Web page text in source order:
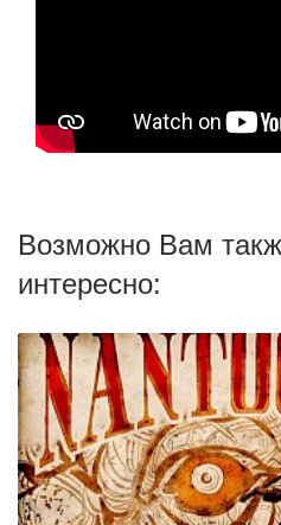
Возможно Вам
интересно: